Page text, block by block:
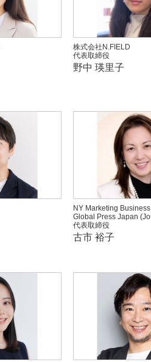
株式会社N.FIELD
代表取締役
野中 瑛里子
NY Marketing
Global Press Japan
代表取締役
古市 裕子